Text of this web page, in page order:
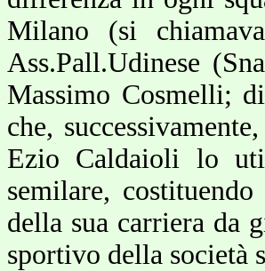
Milano (si
Ass.Pall.Udinese
Massimo Cosmelli;
che,
Ezio Caldaioli lo
semilare,
della sua carriera da
sportivo della società